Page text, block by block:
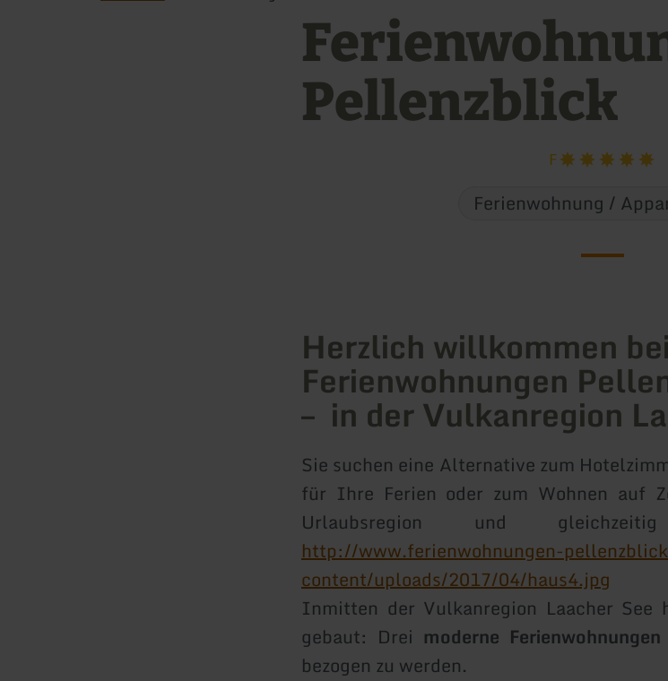
Pellenzblick
F
Ferienwohnung /
Herzlich willkommen bei
Ferienwohnungen
– in der Vulkanregion
Sie suchen eine Alternative zum
für Ihre Ferien oder zum Wohnen auf
Urlaubsregion und
http://www.ferienwohnungen-
content/uploads/2017/04/haus4.jpg
Inmitten der Vulkanregion Laacher
gebaut: Drei moderne Ferienwohnungen
bezogen zu werden.